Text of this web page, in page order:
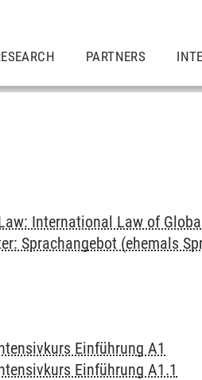
PARTNERS
International Law of
Sprachangebot (ehemals
Einführung A1
Einführung A1.1